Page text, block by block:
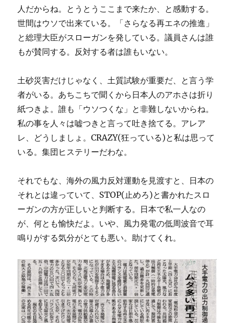
人だからね。とうとうここまで来たか、と感動する。
世間はウソで出来ている。「さらなる再エネの推進」
と総理大臣がスローガンを発している。議員さんは誰
もが賛同する。反対する者は誰もいない。
土砂災害だけじゃなく、土質試験が重要だ、と言う学
者がいる。あちこちで聞くから日本人のアホさは折り
紙つきよ。誰も「ウソつくな」と非難しないからね。
私の事を人々は嘘つきと言って吐き捨てる。アレア
レ、どうしましょ。CRAZY(狂っている)と私は思って
いる。集団ヒステリーだわな。
それでもな、海外の風力反対運動を見渡すと、日本の
それとは違っていて、STOP(止めろ)と書かれたスロ
ーガンの方が正しいと判断する。日本で私一人なの
が、何とも愉快だよ。いや、風力発電の低周波音で耳
鳴りがする気分がとても悪い。助けてくれ。